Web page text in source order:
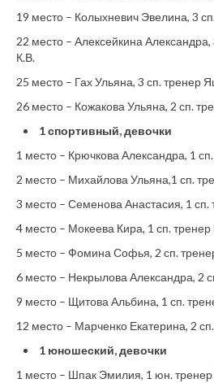
19 место – Колыхневич Эвелина, 3
22 место – Алексейкина
К.В.
25 место – Гах Ульяна, 3 сп. тренер
26 место – Кожакова Ульяна, 2 сп.
1 спортивный, девочки
1 место – Крючкова Александра, 1
2 место – Михайлова Ульяна,1 сп.
3 место – Семенова Анастасия, 1
4 место – Мокеева Кира, 1 сп.
5 место – Фомина Софья, 2 сп.
6 место – Некрылова Александра, 2
9 место – Щитова Альбина, 1 сп.
12 место – Марченко Екатерина, 2
1 юношеский, девочки
1 место – Шпак Эмилия, 1 юн. тренер